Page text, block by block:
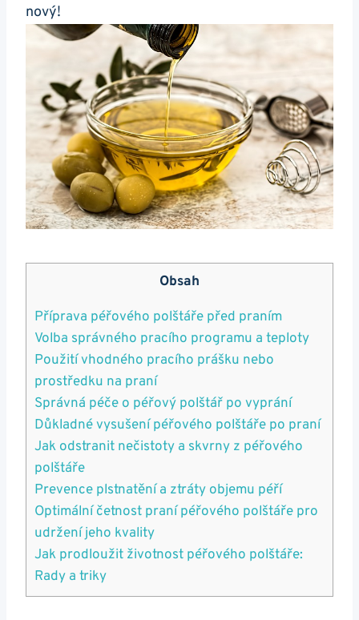
nový!
Obsah
Příprava péřového polštáře před praním
Volba správného pracího programu a teploty
Použití vhodného pracího prášku nebo
prostředku na praní
Správná péče o péřový polštář po vyprání
Důkladné vysušení péřového polštáře po praní
Jak odstranit nečistoty a skvrny z péřového
polštáře
Prevence plstnatění a ztráty objemu péří
Optimální četnost praní péřového polštáře pro
udržení jeho kvality
Jak prodloužit životnost péřového polštáře:
Rady a triky